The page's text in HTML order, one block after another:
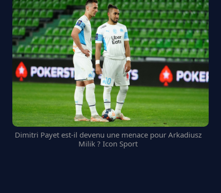
Dimitri Payet est-il devenu une menace pour Arkadiusz
Milik ? Icon Sport